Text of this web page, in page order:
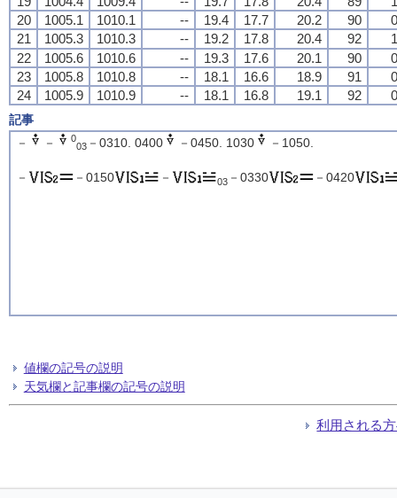
20
1005.1 1010.1 -- 19.4 17.7 20.2 90
21
1005.3 1010.3 -- 19.2 17.8 20.4 92
22
1005.6 1010.6 -- 19.3 17.6 20.1 90
23
1005.8 1010.8 -- 18.1 16.6 18.9 91
24
1005.9 1010.9 -- 18.1 16.8 19.1 92
記事
－
－ 0
03－0310. 0400 －0450. 1030 －1050.
－ －0150 － 03－0330 －0420
値欄の記号の説明
天気欄と記事欄の記号の説明
利用される